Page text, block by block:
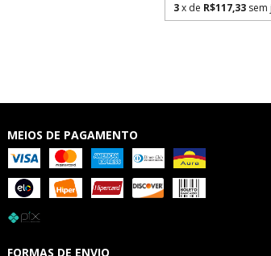
3x de R$117,33 sem
MEIOS DE PAGAMENTO
FORMAS DE ENVIO